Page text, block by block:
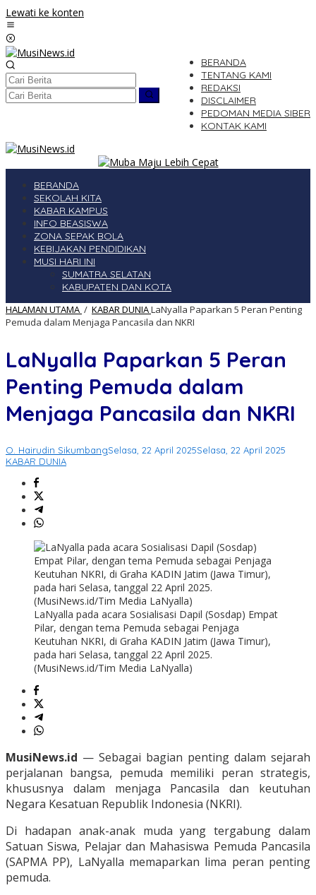
Lewati ke konten
BERANDA
TENTANG KAMI
REDAKSI
DISCLAIMER
PEDOMAN MEDIA SIBER
KONTAK KAMI
BERANDA
SEKOLAH KITA
KABAR KAMPUS
INFO BEASISWA
ZONA SEPAK BOLA
KEBIJAKAN PENDIDIKAN
MUSI HARI INI
SUMATRA SELATAN
KABUPATEN DAN KOTA
HALAMAN UTAMA / KABAR DUNIALaNyalla Paparkan 5 Peran Penting
Pemuda dalam Menjaga Pancasila dan NKRI
LaNyalla Paparkan 5 Peran
Penting Pemuda dalam
Menjaga Pancasila dan NKRI
O. Hairudin SikumbangSelasa, 22 April 2025Selasa, 22 April 2025
KABAR DUNIA
LaNyalla pada acara Sosialisasi Dapil (Sosdap) Empat
Pilar, dengan tema Pemuda sebagai Penjaga
Keutuhan NKRI, di Graha KADIN Jatim (Jawa Timur),
pada hari Selasa, tanggal 22 April 2025.
(MusiNews.id/Tim Media LaNyalla)
MusiNews.id — Sebagai bagian penting dalam sejarah
perjalanan bangsa, pemuda memiliki peran strategis,
khususnya dalam menjaga Pancasila dan keutuhan
Negara Kesatuan Republik Indonesia (NKRI).
Di hadapan anak-anak muda yang tergabung dalam
Satuan Siswa, Pelajar dan Mahasiswa Pemuda Pancasila
(SAPMA PP), LaNyalla memaparkan lima peran penting
pemuda.